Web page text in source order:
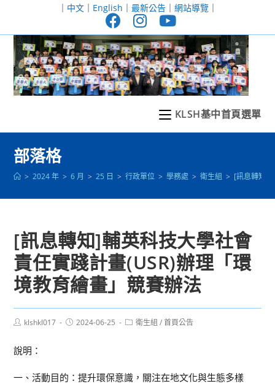
至
｜ 中文｜ English ｜ 最新公告｜ 網站導覽｜
KLSH基中首頁選單
部落格
> 2024 年 > 6 月 > 25 日 > 行政單位 > 學務處 > 衛生組 > [訊息轉知]
[訊息轉知]輔英科技大學社會
責任實踐計畫(USR)辦理「環
境教育繪畫」競賽辦法
Postklshkl017
Post2024-06-25
Post衛生組 / 首頁公告
說明：
一、活動目的：提升環保意識，關注在地文化與生態多樣